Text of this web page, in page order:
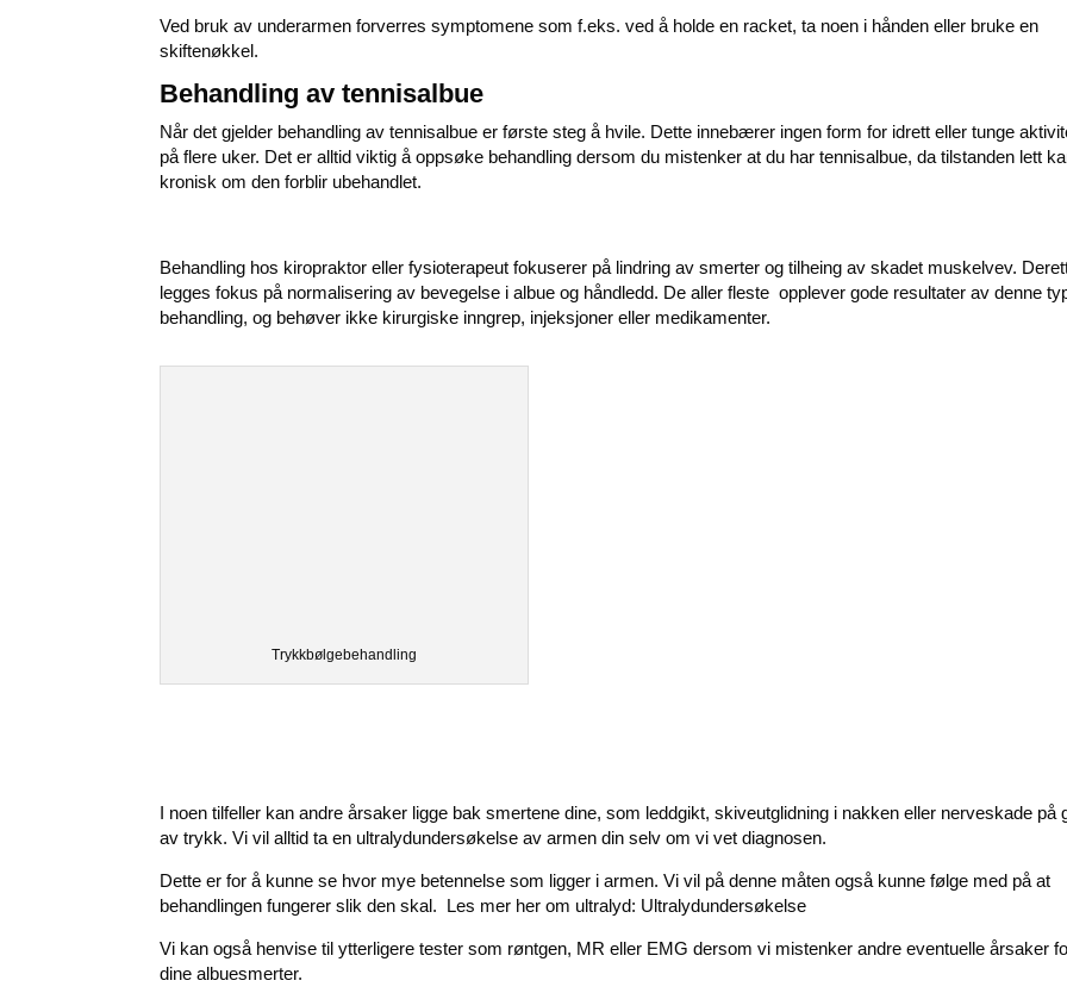
Ved bruk av underarmen forverres symptomene som f.eks. ved å holde en racket, ta noen i hånden eller bruke en
skiftenøkkel.
Behandling av tennisalbue
Når det gjelder behandling av tennisalbue er første steg å hvile. Dette innebærer ingen form for idrett eller tunge
på flere uker. Det er alltid viktig å oppsøke behandling dersom du mistenker at du har tennisalbue, da tilstanden lett
kronisk om den forblir ubehandlet.
Behandling hos kiropraktor eller fysioterapeut fokuserer på lindring av smerter og tilheing av skadet muskelvev.
legges fokus på normalisering av bevegelse i albue og håndledd. De aller fleste opplever gode resultater av denne
behandling, og behøver ikke kirurgiske inngrep, injeksjoner eller medikamenter.
Trykkbølgebehandling
I noen tilfeller kan andre årsaker ligge bak smertene dine, som leddgikt, skiveutglidning i nakken eller nerveskade på
av trykk. Vi vil alltid ta en ultralydundersøkelse av armen din selv om vi vet diagnosen.
Dette er for å kunne se hvor mye betennelse som ligger i armen. Vi vil på denne måten også kunne følge med på at
behandlingen fungerer slik den skal. Les mer her om ultralyd: Ultralydundersøkelse
Vi kan også henvise til ytterligere tester som røntgen, MR eller EMG dersom vi mistenker andre eventuelle årsaker
dine albuesmerter.